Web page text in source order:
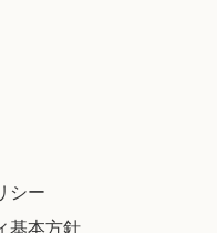
シー
基本方針